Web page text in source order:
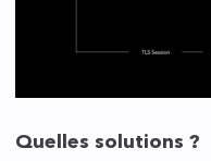
Quelles solutions ?